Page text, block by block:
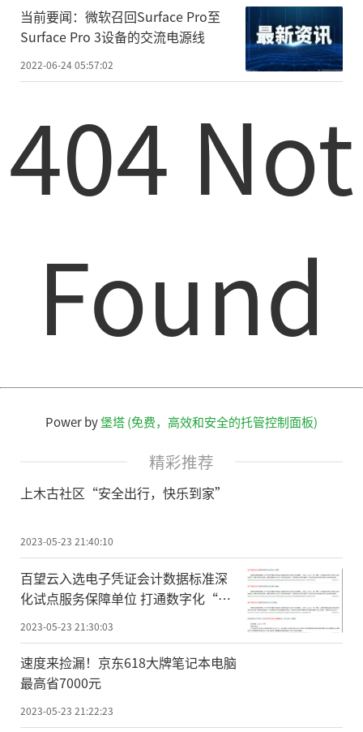
当前要闻：微软召回Surface Pro至
Surface Pro 3设备的交流电源线
2022-06-24 05:57:02
404 Not
Found
Power by堡塔 (免费，高效和安全的托管控制面板)
精彩推荐
上木古社区“安全出行，快乐到家”
2023-05-23 21:40:10
百望云入选电子凭证会计数据标准深
化试点服务保障单位 打通数字化“最
2023-05-23 21:30:03
速度来捡漏！京东618大牌笔记本电脑
最高省7000元
2023-05-23 21:22:23